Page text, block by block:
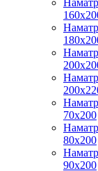
70х200
80х200
90х200